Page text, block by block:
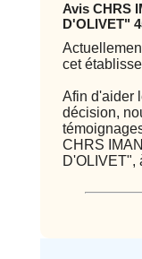
Avis CHRS
D'OLIVET"
cet
Afin d'aider
décision,
CHRS
D'OLIVET",